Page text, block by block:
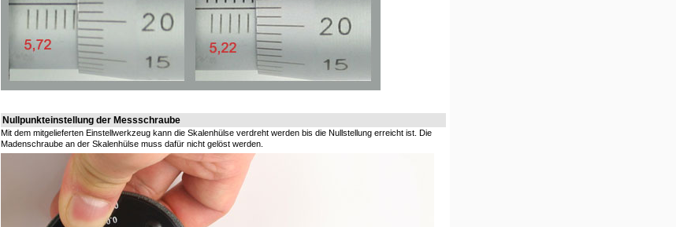
Nullpunkteinstellung der Messschraube
Mit dem mitgelieferten Einstellwerkzeug kann die Skalenhülse verdreht werden bis die Nullstellung erreicht ist. Die
Madenschraube an der Skalenhülse muss dafür nicht gelöst werden.